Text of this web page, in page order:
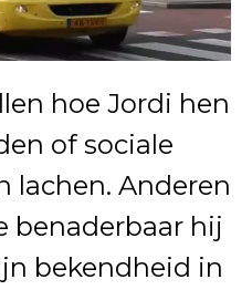
hoe Jordi hen
of sociale
lachen. Anderen
benaderbaar hij
bekendheid in